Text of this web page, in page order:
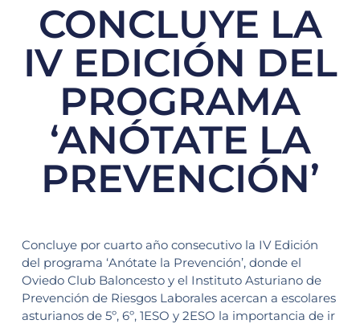
CONCLUYE LA
IV EDICIÓN DEL
PROGRAMA
‘ANÓTATE LA
PREVENCIÓN’
Concluye por cuarto año consecutivo la IV Edición
del programa ‘Anótate la Prevención’, donde el
Oviedo Club Baloncesto y el Instituto Asturiano de
Prevención de Riesgos Laborales acercan a escolares
asturianos de 5º, 6º, 1ESO y 2ESO la importancia de ir